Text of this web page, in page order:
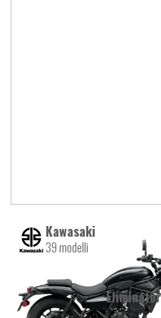
Kawasaki
39 modelli
Eliminator